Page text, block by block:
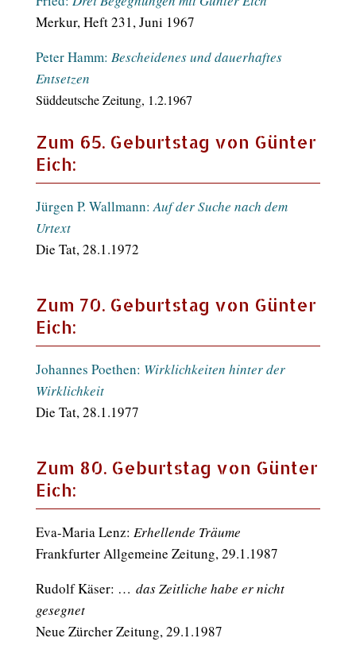
Merkur, Heft 231, Juni 1967
Peter Hamm: Bescheidenes und dauerhaftes
Entsetzen
Süddeutsche Zeitung, 1.2.1967
Zum 65. Geburtstag von Günter
Eich:
Jürgen P. Wallmann: Auf der Suche nach dem
Urtext
Die Tat, 28.1.1972
Zum 70. Geburtstag von Günter
Eich:
Johannes Poethen: Wirklichkeiten hinter der
Wirklichkeit
Die Tat, 28.1.1977
Zum 80. Geburtstag von Günter
Eich:
Eva-Maria Lenz: Erhellende Träume
Frankfurter Allgemeine Zeitung, 29.1.1987
Rudolf Käser: … das Zeitliche habe er nicht
gesegnet
Neue Zürcher Zeitung, 29.1.1987